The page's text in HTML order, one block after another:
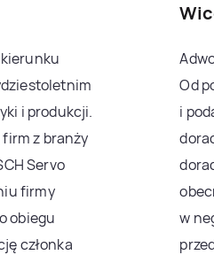
i produkcji.
z branży
Servo
firmy
obiegu
członka
Od
i
w